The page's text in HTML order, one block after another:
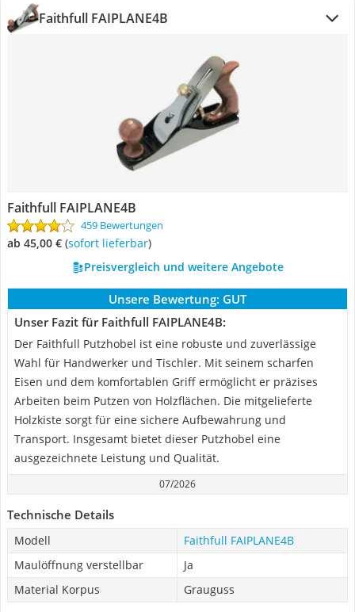
Faithfull FAIPLANE4B
Faithfull FAIPLANE4B
459 Bewertungen
ab 45,00 € ( Sofort lieferbar)
Preisvergleich und weitere Angebote
Unsere Bewertung: GUT
Unser Fazit für Faithfull FAIPLANE4B:
Der Faithfull Putzhobel ist eine robuste und zuverlässige
Wahl für Handwerker und Tischler. Mit seinem scharfen
Eisen und dem komfortablen Griff ermöglicht er präzises
Arbeiten beim Putzen von Holzflächen. Die mitgelieferte
Holzkiste sorgt für eine sichere Aufbewahrung und
Transport. Insgesamt bietet dieser Putzhobel eine
ausgezeichnete Leistung und Qualität.
07/2026
Technische Details
Modell
Faithfull FAIPLANE4B
Maulöffnung verstellbar
Ja
Material Korpus
Grauguss